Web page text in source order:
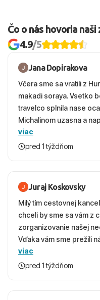
Čo o nás hovoria naši
4.9/5
Jana Dopirakova
Včera sme sa vratili z
makadi soraya. Vsetko
travelco splnila nase
Michalinom uzasna a
vecernych hodinach
krasny, cisty. Sluzby
viac
pred 1 týždňom
Juraj Koskovsky
Milý tím cestovnej
chceli by sme sa vám z
zorganizovanie našej
Vďaka vám sme prežili
ešte dlho s úsmevom
absolútne hladko – od
viac
pred 1 týždňom